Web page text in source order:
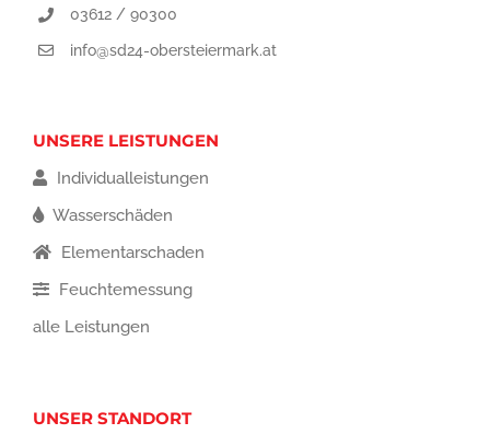
03612 / 90300
info@sd24-obersteiermark.at
UNSERE LEISTUNGEN
Individualleistungen
Wasserschäden
Elementarschaden
Feuchtemessung
alle Leistungen
UNSER STANDORT